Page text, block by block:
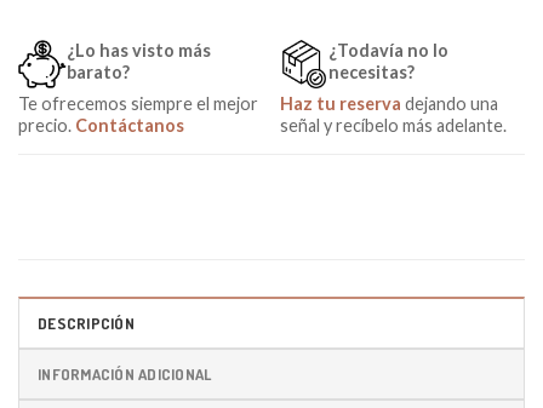
¿Lo has visto más
barato?
Te ofrecemos siempre el mejor
precio. Contáctanos
¿Todavía no lo
necesitas?
Haz tu reserva dejando una
señal y recíbelo más adelante.
DESCRIPCIÓN
INFORMACIÓN ADICIONAL